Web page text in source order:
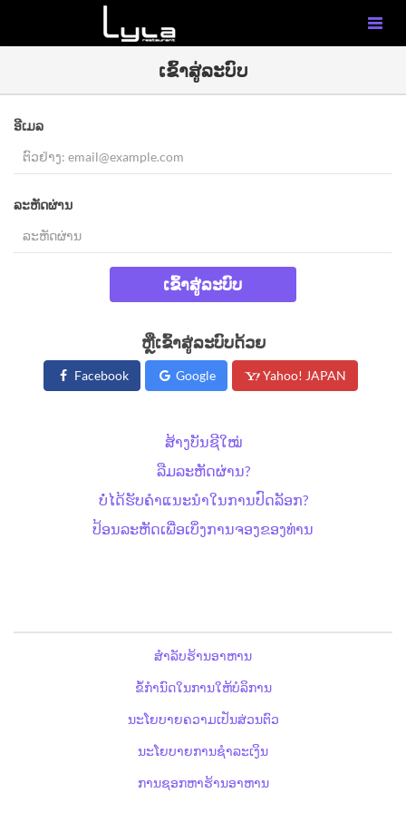
ເຂົ້າສູ່ລະບົບ
ອີເມລ
ລະຫັດຜ່ານ
ເຂົ້າສູ່ລະບົບ
ຫຼືເຂົ້າສູ່ລະບົບດ້ວຍ
Facebook Google Yahoo! JAPAN
ສ້າງບັນຊີໃໝ່
ລືມລະຫັດຜ່ານ?
ບໍ່ໄດ້ຮັບຄຳແນະນຳໃນການປົດລັອກ?
ປ້ອນລະຫັດເພື່ອເບິ່ງການຈອງຂອງທ່ານ
ສຳລັບຮ້ານອາຫານ
ຂໍ້ກຳນົດໃນການໃຫ້ບໍລິການ
ນະໂຍບາຍຄວາມເປັນສ່ວນຕົວ
ນະໂຍບາຍການຊຳລະເງິນ
ການຊອກຫາຮ້ານອາຫານ